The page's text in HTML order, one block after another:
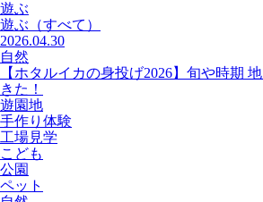
遊ぶ
遊ぶ （すべて）
2026.04.30
自然
【ホタルイカの身投げ2026】旬や時期
きた！
遊園地
手作り体験
工場見学
こども
公園
ペット